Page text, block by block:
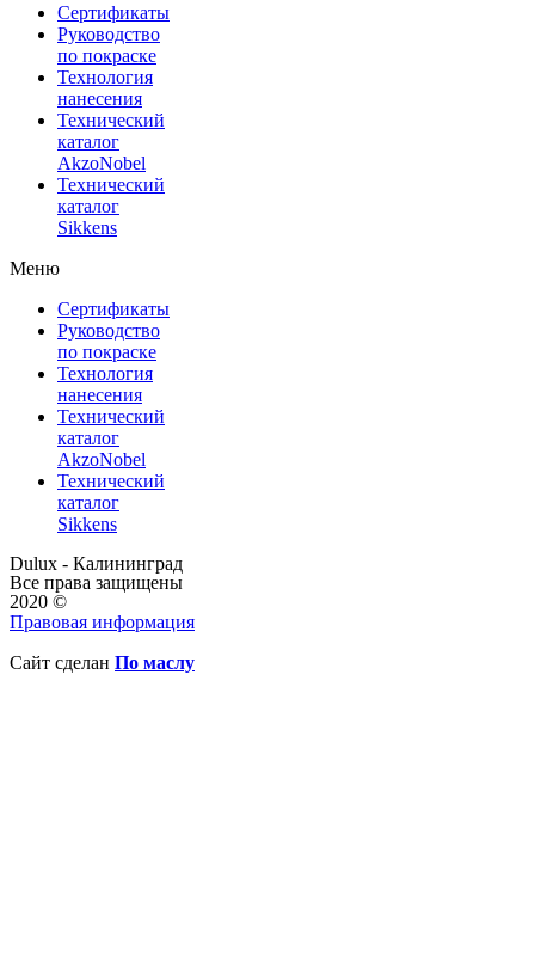
Сертификаты
Руководство
по покраске
Технология
нанесения
Технический
каталог
AkzoNobel
Технический
каталог
Sikkens
Меню
Сертификаты
Руководство
по покраске
Технология
нанесения
Технический
каталог
AkzoNobel
Технический
каталог
Sikkens
Dulux - Калининград
Все права защищены
2020 ©
Правовая информация
Сайт сделан По маслу